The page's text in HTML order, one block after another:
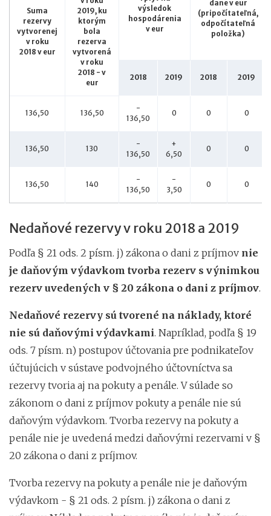
Suma
rezervy
vytvorenej
v roku
2018 v eur
2019, ku
ktorým
bola
rezerva
vytvorená
v roku
2018 - v
eur
výsledok
hospodárenia
v eur
dane v eur
(pripočítateľná,
odpočítateľná
položka)
2018 2019 2018 2019
136,50 136,50
-
136,50
0 0 0
136,50 130
-
136,50
+
6,50
0 0
136,50 140
-
136,50
-
3,50
0 0
Nedaňové rezervy v roku 2018 a 2019
Podľa § 21 ods. 2 písm. j) zákona o dani z príjmov nie
je daňovým výdavkom tvorba rezerv s výnimkou
rezerv uvedených v § 20 zákona o dani z príjmov.
Nedaňové rezervy sú tvorené na náklady, ktoré
nie sú daňovými výdavkami. Napríklad, podľa § 19
ods. 7 písm. n) postupov účtovania pre podnikateľov
účtujúcich v sústave podvojného účtovníctva sa
rezervy tvoria aj na pokuty a penále. V súlade so
zákonom o dani z príjmov pokuty a penále nie sú
daňovým výdavkom. Tvorba rezervy na pokuty a
penále nie je uvedená medzi daňovými rezervami v §
20 zákona o dani z príjmov.
Tvorba rezervy na pokuty a penále nie je daňovým
výdavkom - § 21 ods. 2 písm. j) zákona o dani z